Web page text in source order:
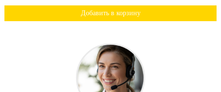
Добавить в корзину